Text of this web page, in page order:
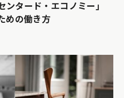
ンタード・エコノミー」
めの働き方